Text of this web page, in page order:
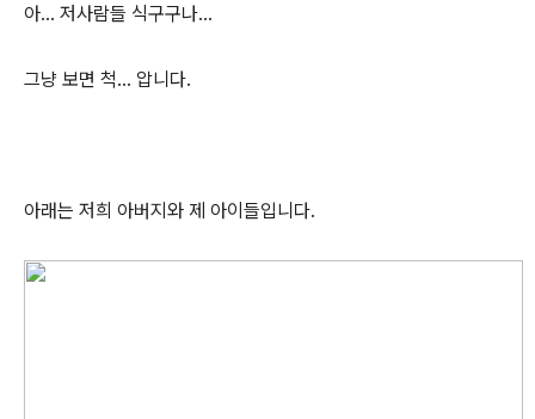
아… 저사람들 식구구나…
그냥 보면 척… 압니다.
아래는 저희 아버지와 제 아이들입니다.